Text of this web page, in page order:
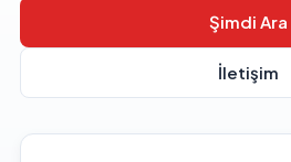
Şimdi Ara
İletişim